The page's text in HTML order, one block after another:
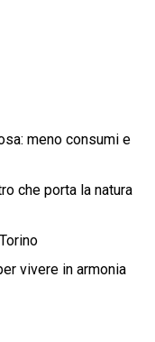
meno consumi e
che porta la natura
vivere in armonia